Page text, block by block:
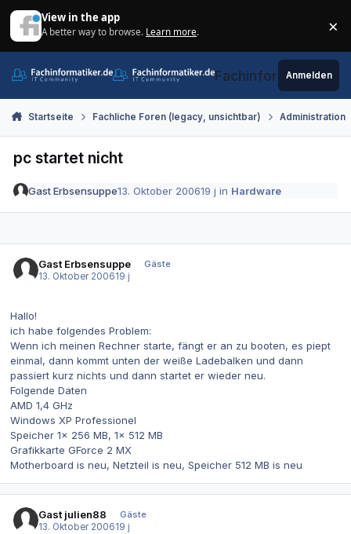
View in the app
A better way to browse. Learn more. ×
Fachinformatiker.de
Anmelden
Startseite Fachliche Foren (legacy, unsichtbar) Administration
pc startet nicht
Gast Erbsensuppe13. Oktober 200619 j in Hardware
Gast Erbsensuppe
Gäste
13. Oktober 200619 j
Hallo!
ich habe folgendes Problem:
Wenn ich meinen Rechner starte, fängt er an zu booten, es piept
einmal, dann kommt unten der weiße Ladebalken und dann
passiert kurz nichts und dann startet er wieder neu.
Folgende Daten
AMD 1,4 GHz
Windows XP Professionel
Speicher 1x 256 MB, 1x 512 MB
Grafikkarte GForce 2 MX
Motherboard is neu, Netzteil is neu, Speicher 512 MB is neu
Gast julien88
Gäste
13. Oktober 200619 j